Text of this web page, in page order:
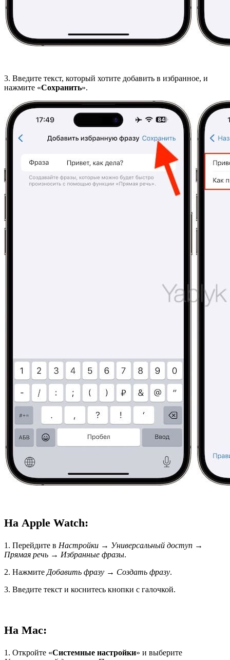
3. Введите текст, который хотите добавить в избранное, и
нажмите «Сохранить».
На Apple Watch:
1. Перейдите в Настройки → Универсальный доступ →
Прямая речь → Избранные фразы.
2. Нажмите Добавить фразу → Создать фразу.
3. Введите текст и коснитесь кнопки с галочкой.
На Mac:
1. Откройте «Системные настройки» и выберите